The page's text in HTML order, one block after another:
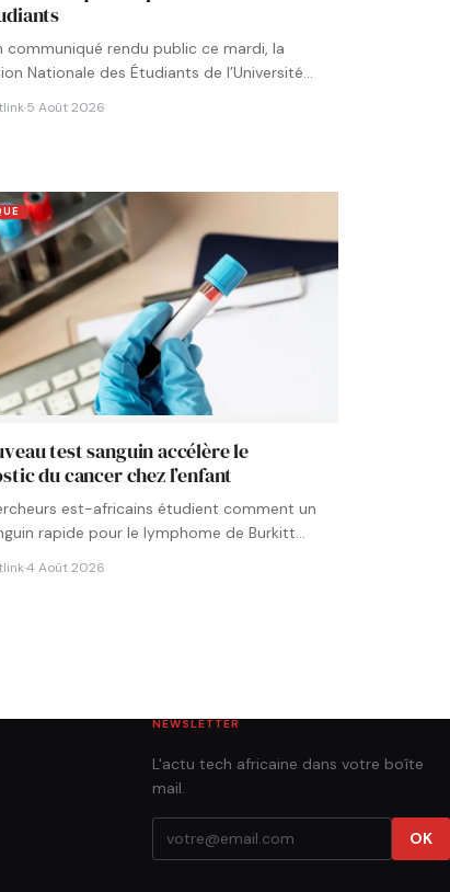
communiqué rendu public ce mardi, la
Nationale des Étudiants de l’Université
·5 Août 2026
test sanguin accélère le
du cancer chez l’enfant
est-africains étudient comment un
rapide pour le lymphome de Burkitt
·4 Août 2026
NEWSLETTER
L'actu tech africaine dans votre boîte
mail.
OK